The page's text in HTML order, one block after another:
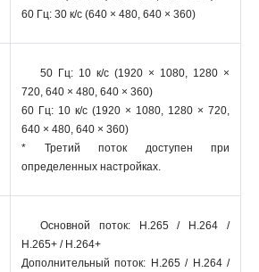
60 Гц: 30 к/с (640 × 480, 640 × 360)
50 Гц: 10 к/с (1920 × 1080, 1280 ×
720, 640 × 480, 640 × 360)
60 Гц: 10 к/с (1920 × 1080, 1280 × 720,
640 × 480, 640 × 360)
* Третий поток доступен при
определенных настройках.
Основной поток: H.265 / H.264 /
H.265+ / H.264+
Дополнительный поток: H.265 / H.264 /